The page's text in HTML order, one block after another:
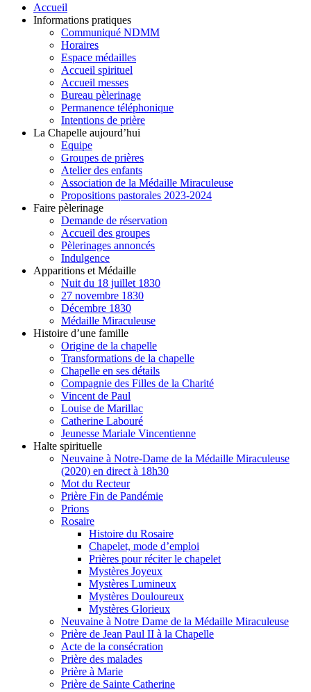
Accueil
Informations pratiques
Communiqué NDMM
Horaires
Espace médailles
Accueil spirituel
Accueil messes
Bureau pèlerinage
Permanence téléphonique
Intentions de prière
La Chapelle aujourd’hui
Equipe
Groupes de prières
Atelier des enfants
Association de la Médaille Miraculeuse
Propositions pastorales 2023-2024
Faire pèlerinage
Demande de réservation
Accueil des groupes
Pèlerinages annoncés
Indulgence
Apparitions et Médaille
Nuit du 18 juillet 1830
27 novembre 1830
Décembre 1830
Médaille Miraculeuse
Histoire d’une famille
Origine de la chapelle
Transformations de la chapelle
Chapelle en ses détails
Compagnie des Filles de la Charité
Vincent de Paul
Louise de Marillac
Catherine Labouré
Jeunesse Mariale Vincentienne
Halte spirituelle
Neuvaine à Notre-Dame de la Médaille Miraculeuse
(2020) en direct à 18h30
Mot du Recteur
Prière Fin de Pandémie
Prions
Rosaire
Histoire du Rosaire
Chapelet, mode d’emploi
Prières pour réciter le chapelet
Mystères Joyeux
Mystères Lumineux
Mystères Douloureux
Mystères Glorieux
Neuvaine à Notre Dame de la Médaille Miraculeuse
Prière de Jean Paul II à la Chapelle
Acte de la consécration
Prière des malades
Prière à Marie
Prière de Sainte Catherine